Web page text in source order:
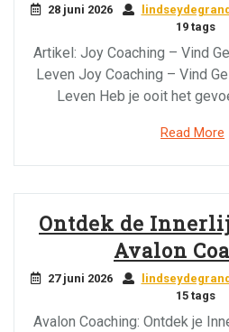
28 juni 2026
19 tags
Artikel: Joy Coaching – Vind
Leven Joy Coaching – Vind
Leven Heb je ooit het
Read More
Ontdek de
Avalon
27 juni 2026
15 tags
Avalon Coaching: Ontdek je